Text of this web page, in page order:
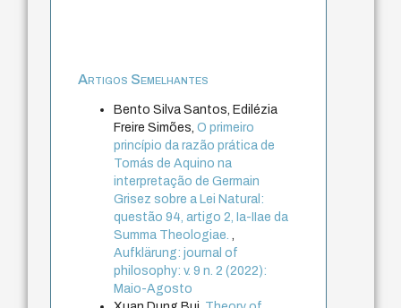
Artigos Semelhantes
Bento Silva Santos, Edilézia
Freire Simões,O primeiro
princípio da razão prática de
Tomás de Aquino na
interpretação de Germain
Grisez sobre a Lei Natural:
questão 94, artigo 2, Ia-IIae da
Summa Theologiae.
Aufklärung: journal of
philosophy: v. 9 n. 2 (2022):
Maio-Agosto